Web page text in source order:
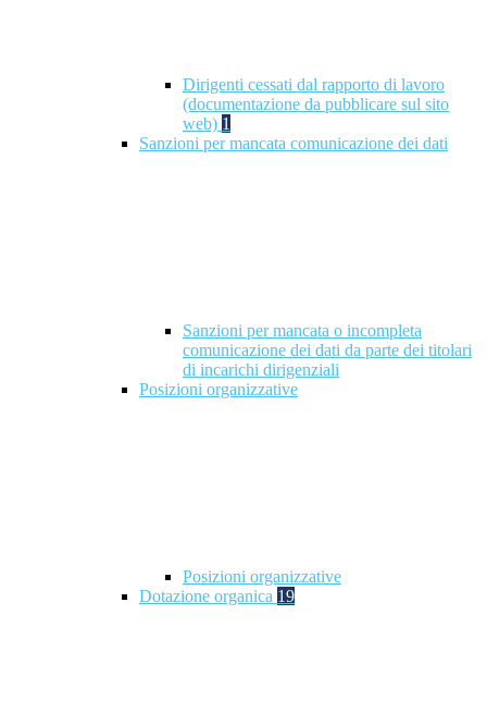
Dirigenti cessati dal rapporto di lavoro
(documentazione da pubblicare sul sito
web) 1
Sanzioni per mancata comunicazione dei dati
Sanzioni per mancata o incompleta
comunicazione dei dati da parte dei titolari
di incarichi dirigenziali
Posizioni organizzative
Posizioni organizzative
Dotazione organica 19